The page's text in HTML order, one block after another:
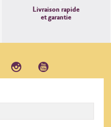
Livraison rapide
et garantie